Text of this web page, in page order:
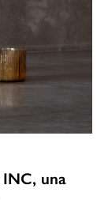
una